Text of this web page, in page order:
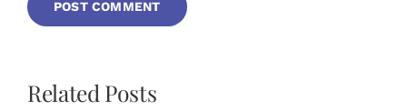
Related Posts